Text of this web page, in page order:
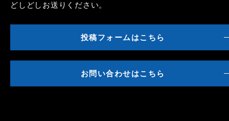
どしどしお送りください。
投稿フォームはこちら
お問い合わせはこちら